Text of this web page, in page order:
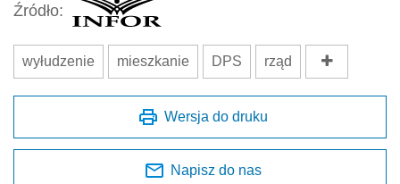
Źródło:
wyłudzenie mieszkanie DPS rząd
Wersja do druku
Napisz do nas